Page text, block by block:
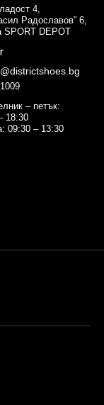
4,
Радославов” 6,
SPORT DEPOT
– петък:
18:30
09:30 – 13:30